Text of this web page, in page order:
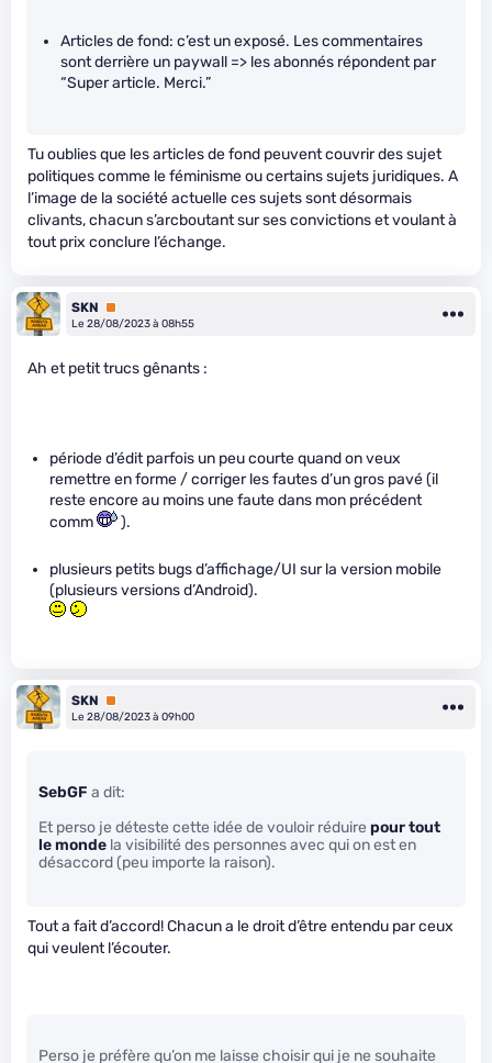
Articles de fond: c’est un exposé. Les commentaires
sont derrière un paywall => les abonnés répondent par
“Super article. Merci.”
Tu oublies que les articles de fond peuvent couvrir des sujet
politiques comme le féminisme ou certains sujets juridiques. A
l’image de la société actuelle ces sujets sont désormais
clivants, chacun s’arcboutant sur ses convictions et voulant à
tout prix conclure l’échange.
SKN
Premium
Le 28/08/2023 à 08h55
Ah et petit trucs gênants :
période d’édit parfois un peu courte quand on veux
remettre en forme / corriger les fautes d’un gros pavé (il
reste encore au moins une faute dans mon précédent
comm
).
plusieurs petits bugs d’affichage/UI sur la version mobile
(plusieurs versions d’Android).
SKN
Premium
Le 28/08/2023 à 09h00
SebGF a dit:
Et perso je déteste cette idée de vouloir réduire pour tout
le monde la visibilité des personnes avec qui on est en
désaccord (peu importe la raison).
Tout a fait d’accord! Chacun a le droit d’être entendu par ceux
qui veulent l’écouter.
Perso je préfère qu’on me laisse choisir qui je ne souhaite